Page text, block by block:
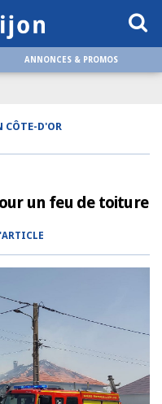
ANNONCES & PROMOS
CÔTE-D'OR
un feu de toiture